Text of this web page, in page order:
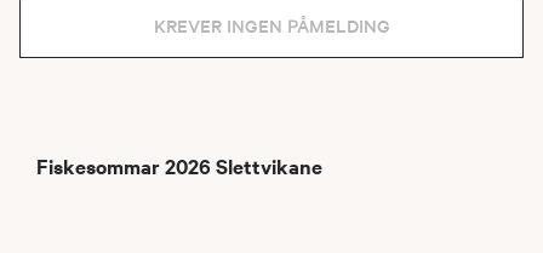
KREVER INGEN PÅMELDING
Fiskesommar 2026 Slettvikane